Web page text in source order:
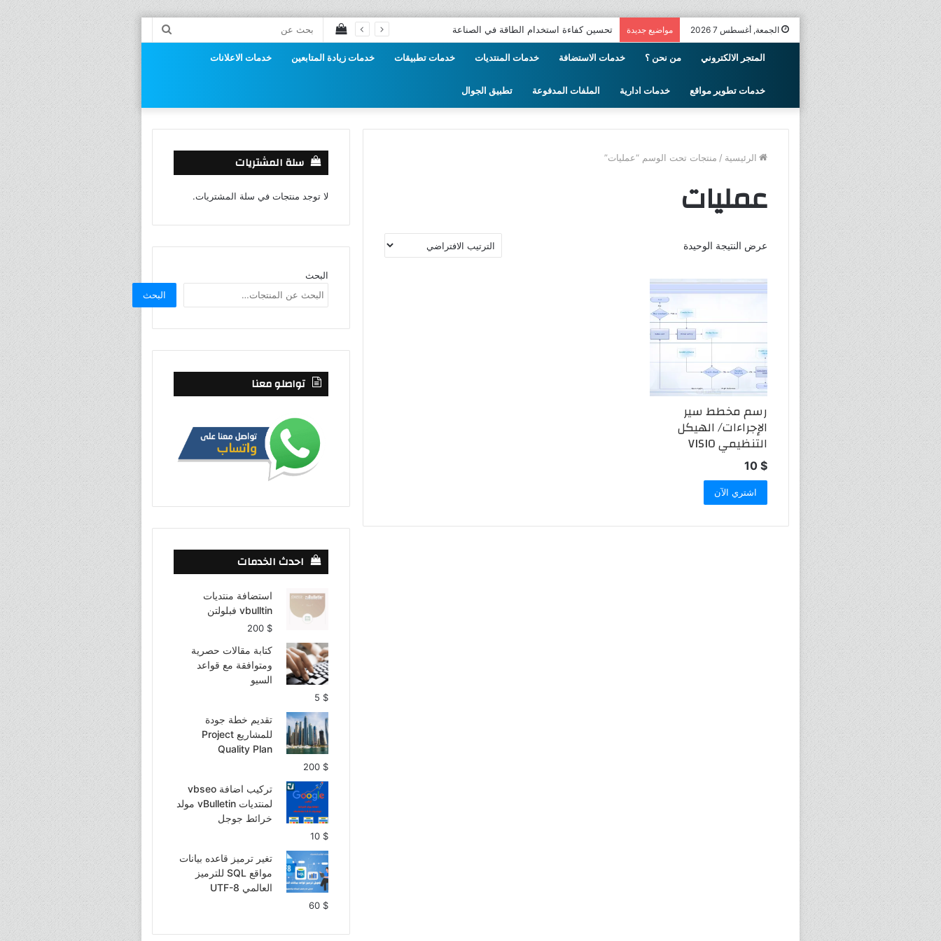
الجمعة, أغسطس 7 2026 مواضيع جديدة تحسين كفاءة استخدام الطاقة في الصناعة
بحث
إستعراض
سلة
المتجر الالكتروني من نحن ؟ خدمات الاستضافة خدمات المنتديات خدمات تطبيقات خدمات زيادة المتابعين خدمات الاعلانات
خدمات تطوير مواقع خدمات ادارية الملفات المدفوعة تطبيق الجوال
الرئيسية / منتجات تحت الوسم “عمليات”
عمليات
عرض النتيجة الوحيدة
رسم مخطط سير
الإجراءات/ الهيكل
التنظيمي VISIO
10$
اشتري الآن
سلة المشتريات
لا توجد منتجات في سلة المشتريات.
البحث
البحث
تواصلو معنا
احدث الخدمات
استضافة منتديات
vbulltin فبلولتن
200 $
كتابة مقالات حصرية
ومتوافقة مع قواعد
السيو
5 $
تقديم خطة جودة
للمشاريع Project
Quality Plan
200 $
تركيب اضافة vbseo
لمنتديات vBulletin مولد
خرائط جوجل
10 $
تغير ترميز قاعده بيانات
مواقع SQL للترميز
العالمي UTF-8
60 $